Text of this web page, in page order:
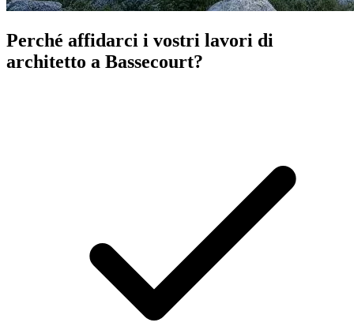
Perché affidarci i vostri lavori di
architetto a Bassecourt?